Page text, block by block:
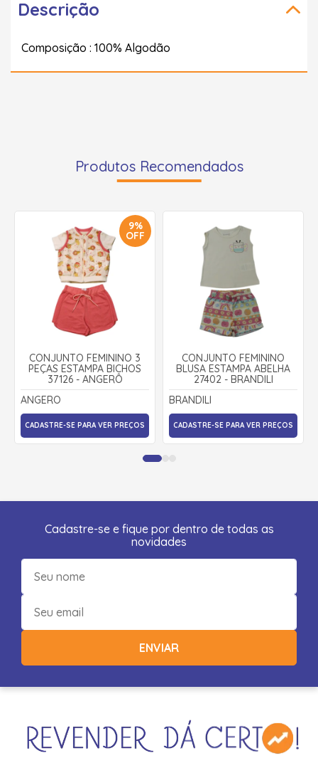
Descrição
Composição : 100% Algodão
Produtos Recomendados
9%
OFF
CONJUNTO FEMININO 3
PEÇAS ESTAMPA BICHOS
37126 - ANGERÔ
ANGERO
CADASTRE-SE PARA VER PREÇOS
CONJUNTO FEMININO
BLUSA ESTAMPA ABELHA
27402 - BRANDILI
BRANDILI
CADASTRE-SE PARA VER PREÇOS
Cadastre-se e fique por dentro de todas as
novidades
ENVIAR